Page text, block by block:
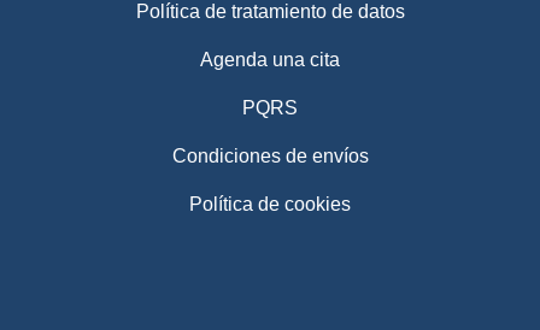
Política de tratamiento de datos
Agenda una cita
PQRS
Condiciones de envíos
Política de cookies